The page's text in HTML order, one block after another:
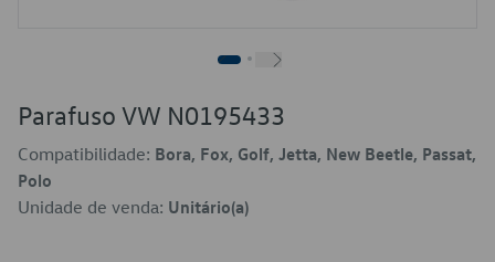
Parafuso VW N0195433
Compatibilidade: Bora, Fox, Golf, Jetta, New Beetle, Passat,
Polo
Unidade de venda: Unitário(a)